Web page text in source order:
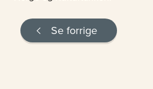
Se forrige